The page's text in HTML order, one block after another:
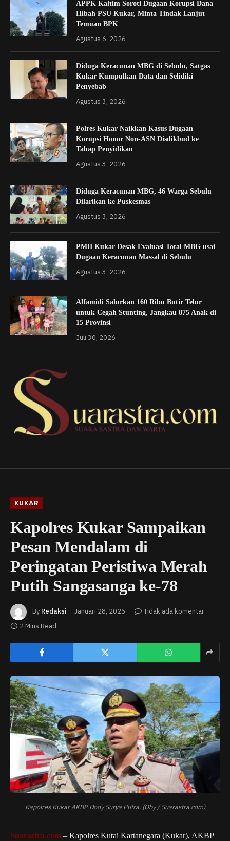
APPK Kaltim Soroti Dugaan Korupsi Dana
Hibah PSU Kukar, Minta Tindak Lanjut
Temuan BPK
Agustus 6, 2026
Diduga Keracunan MBG di Sebulu, Satgas
Kukar Kumpulkan Data dan Selidiki
Penyebab
Agustus 3, 2026
Polres Kukar Naikkan Kasus Dugaan
Korupsi Honor Non-ASN Disdikbud ke
Tahap Penyidikan
Agustus 3, 2026
Diduga Keracunan MBG, 46 Warga Sebulu
Dilarikan ke Puskesmas
Agustus 3, 2026
PMII Kukar Desak Evaluasi Total MBG usai
Dugaan Keracunan Massal di Sebulu
Agustus 3, 2026
Alfamidi Salurkan 160 Ribu Butir Telur
untuk Cegah Stunting, Jangkau 875 Anak di
15 Provinsi
Juli 30, 2026
KUKAR
Kapolres Kukar Sampaikan
Pesan Mendalam di
Peringatan Peristiwa Merah
Putih Sangasanga ke-78
By Redaksi Januari 28, 2025
Tidak ada komentar
2 Mins Read
Kapolres Kukar AKBP Dody Surya Putra. (Oby / Suarastra.com)
Suarastra.com – Kapolres Kutai Kartanegara (Kukar), AKBP